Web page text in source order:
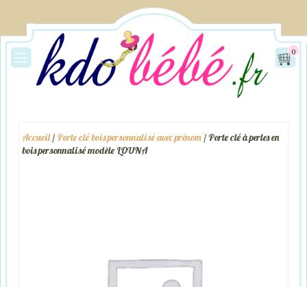
0
Accueil/ Porte clé bois personnalisé avec prénom / Porte clé à perles en
bois personnalisé modèle LOUNA